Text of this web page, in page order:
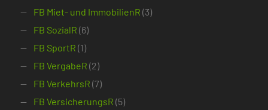
FB Miet- und ImmobilienR (3)
FB SozialR (6)
FB SportR (1)
FB VergabeR (2)
FB VerkehrsR (7)
FB VersicherungsR (5)